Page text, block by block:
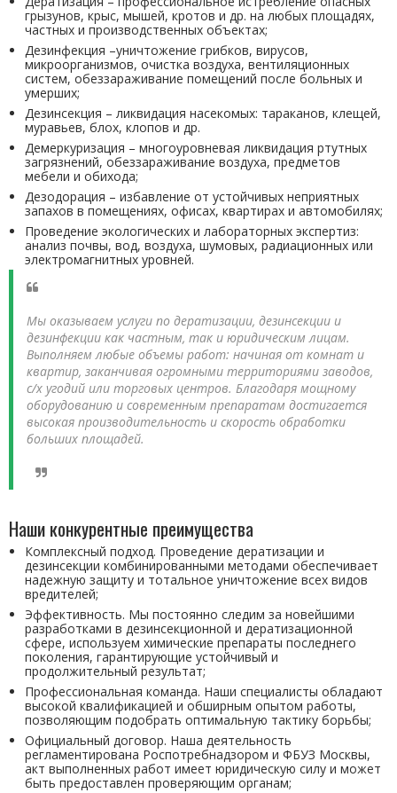
грызунов, крыс, мышей, кротов и др. на любых площадях,
частных и производственных объектах;
Дезинфекция –уничтожение грибков, вирусов,
микроорганизмов, очистка воздуха, вентиляционных
систем, обеззараживание помещений после больных и
умерших;
Дезинсекция – ликвидация насекомых: тараканов, клещей,
муравьев, блох, клопов и др.
Демеркуризация – многоуровневая ликвидация ртутных
загрязнений, обеззараживание воздуха, предметов
мебели и обихода;
Дезодорация – избавление от устойчивых неприятных
запахов в помещениях, офисах, квартирах и автомобилях;
Проведение экологических и лабораторных экспертиз:
анализ почвы, вод, воздуха, шумовых, радиационных или
электромагнитных уровней.
Мы оказываем услуги по дератизации, дезинсекции и
дезинфекции как частным, так и юридическим лицам.
Выполняем любые объемы работ: начиная от комнат и
квартир, заканчивая огромными территориями заводов,
с/х угодий или торговых центров. Благодаря мощному
оборудованию и современным препаратам достигается
высокая производительность и скорость обработки
больших площадей.
Наши конкурентные преимущества
Комплексный подход. Проведение дератизации и
дезинсекции комбинированными методами обеспечивает
надежную защиту и тотальное уничтожение всех видов
вредителей;
Эффективность. Мы постоянно следим за новейшими
разработками в дезинсекционной и дератизационной
сфере, используем химические препараты последнего
поколения, гарантирующие устойчивый и
продолжительный результат;
Профессиональная команда. Наши специалисты обладают
высокой квалификацией и обширным опытом работы,
позволяющим подобрать оптимальную тактику борьбы;
Официальный договор. Наша деятельность
регламентирована Роспотребнадзором и ФБУЗ Москвы,
акт выполненных работ имеет юридическую силу и может
быть предоставлен проверяющим органам;